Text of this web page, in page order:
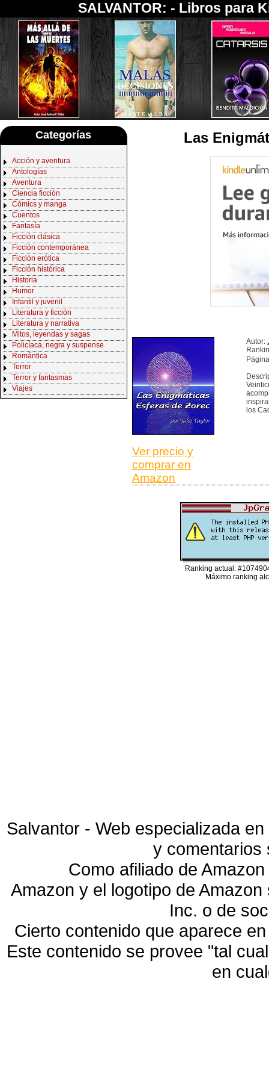
SALVANTOR: - Libros para
Categorías
Acción y aventura
Antologías
Aventura
Ciencia ficción
Cómics y manga
Cuentos
Fantasía
Ficción clásica
Ficción contemporánea
Ficción erótica
Ficción histórica
Historia
Humor
Infantil y juvenil
Literatura y ficción
Literatura y narrativa
Mitos, leyendas y sagas
Policíaca, negra y suspense
Romántica
Terror
Terror y fantasmas
Viajes
Las
Ver precio y
comprar en
Amazon
Autor:
los
Ranking actual:
Máximo ranking
Salvantor - Web especializada
y
Como afiliado de
Amazon y el logotipo de
Inc. o de
Cierto contenido que aparece
Este contenido se provee "tal
en